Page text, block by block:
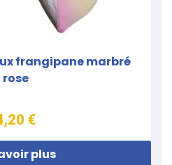
frangipane marbré
rose
€
plus